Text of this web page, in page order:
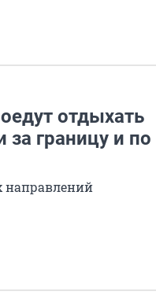
отдыхать
за границу и по
направлений